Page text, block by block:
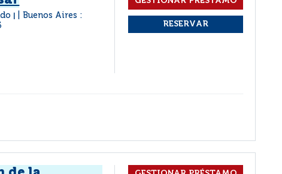
Buenos Aires :